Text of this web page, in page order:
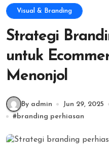
Visual & Branding
Strategi
untuk
Menonjol
By admin Jun 29, 2025
#branding perhiasan